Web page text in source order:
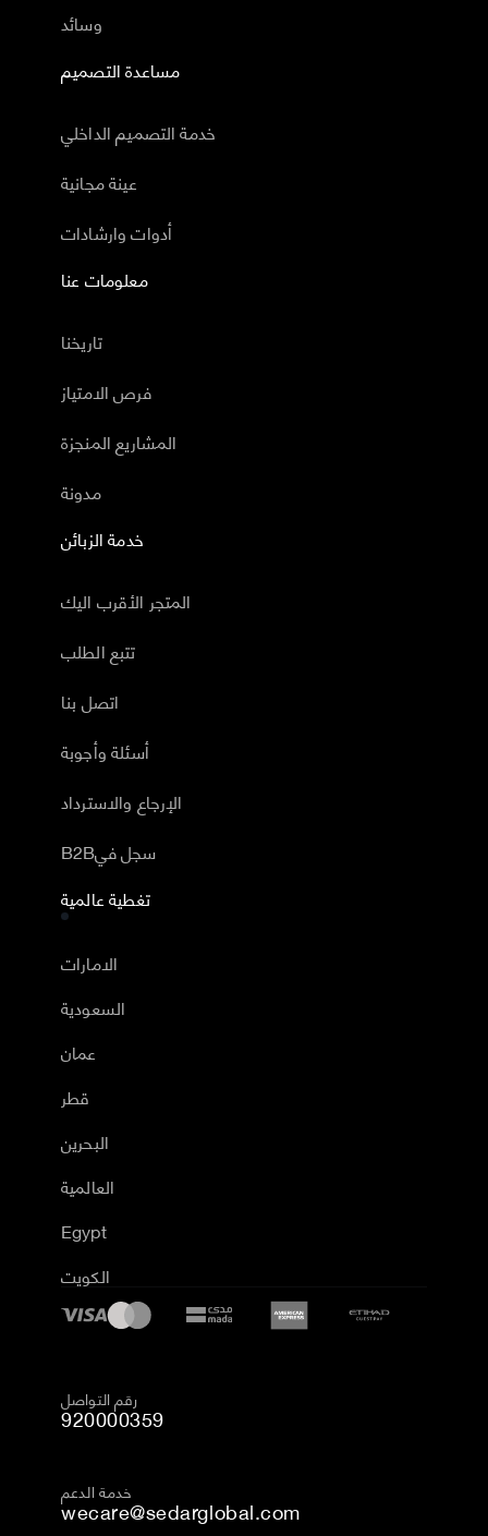
وسائد
مساعدة التصميم
خدمة التصميم الداخلي
عينة مجانية
أدوات وارشادات
معلومات عنا
تاريخنا
فرص الامتياز
المشاريع المنجزة
مدونة
خدمة الزبائن
المتجر الأقرب اليك
تتبع الطلب
اتصل بنا
أسئلة وأجوبة
الإرجاع والاسترداد
B2Bسجل في
تغطية عالمية
الامارات
السعودية
عمان
قطر
البحرين
العالمية
Egypt
الكويت
رقم التواصل
920000359
خدمة الدعم
wecare@sedarglobal.com